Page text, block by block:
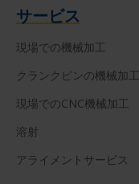
サービス
現場での機械加工
クランクピンの機械加工
現場でのCNC機械加工
溶射
アライメントサービス